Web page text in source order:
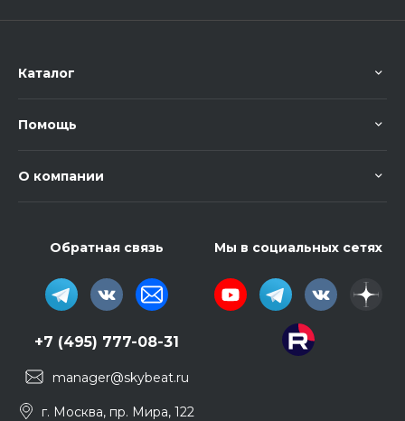
Каталог
Помощь
О компании
Обратная связь
+7 (495) 777-08-31
manager@skybeat.ru
г. Москва, пр. Мира, 122
Мы в социальных сетях